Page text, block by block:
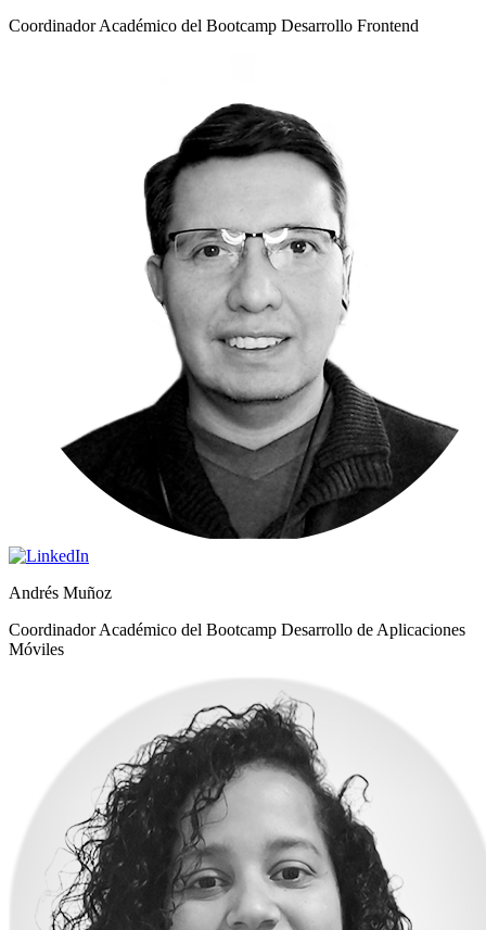
Coordinador Académico del Bootcamp Desarrollo Frontend
Andrés Muñoz
Coordinador Académico del Bootcamp Desarrollo de Aplicaciones
Móviles